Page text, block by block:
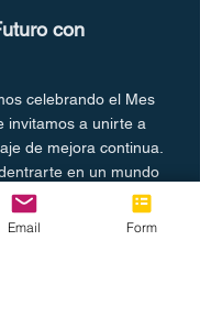
con
celebrando el Mes
invitamos a unirte a
de mejora continua.
en un mundo
se encuentra con la
negocio al futuro y
Email Form